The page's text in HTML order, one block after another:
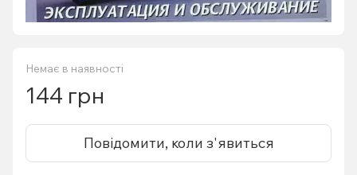
Немає в наявності
144 грн
Повідомити, коли з'явиться